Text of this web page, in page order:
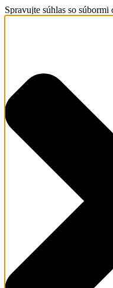
Spravujte súhlas so súbormi